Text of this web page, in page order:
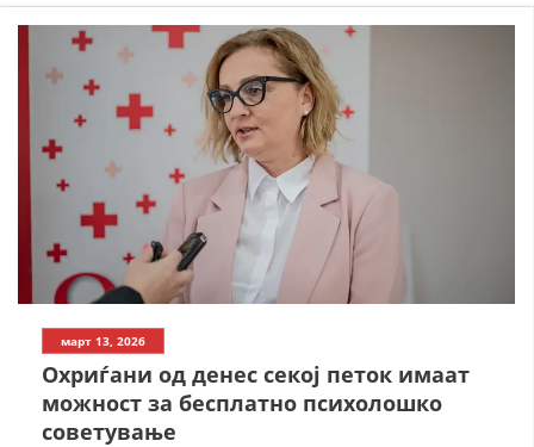
ИСТОРИЈАТ НА ЦКРМ
ИСТОРИЈАТ НА ДВИЖЕЊЕТО
СТРУКТУРА НА ОРГАНИЗАЦИЈАТА
КОНТАКТ ИНФОРМАЦИИ
март 13, 2026
Охриѓани од денес секој петок имаат
можност за бесплатно психолошко
советување